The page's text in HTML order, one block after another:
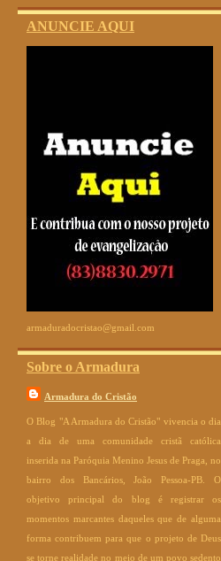
ANUNCIE AQUI
armaduradocristao@gmail.com
Sobre o Armadura
Armadura do Cristão
O Blog "A Armadura do Cristão" vivencia o dia
a dia de uma comunidade cristã católica
inserida na Paróquia Menino Jesus de Praga, no
bairro dos Bancários, João Pessoa-PB. O
objetivo principal do blog é registrar os
momentos marcantes daqueles que de alguma
forma contribuem para que o projeto de Deus
se torne realidade no meio de um povo sedento